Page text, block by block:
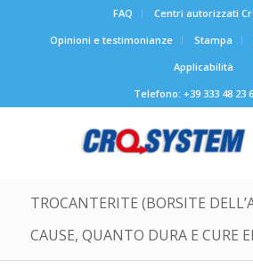
FAQ
Centri autorizzati
Opinioni e testimonianze
Stampa
Applicabilità
Telefono: +39 333 48 23
TROCANTERITE (BORSITE
CAUSE, QUANTO DURA E CURE